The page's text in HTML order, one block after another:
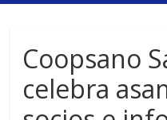
Coopsano
celebra